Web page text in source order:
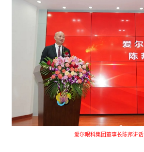
爱尔眼科集团董事长陈邦讲话